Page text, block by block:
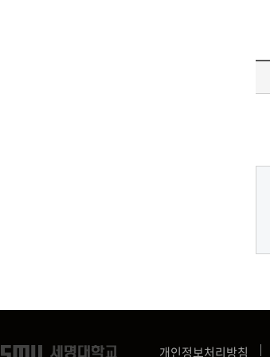
개인정보처리방침